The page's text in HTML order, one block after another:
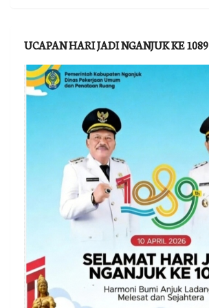
UCAPAN HARI JADI NGANJUK KE 1089